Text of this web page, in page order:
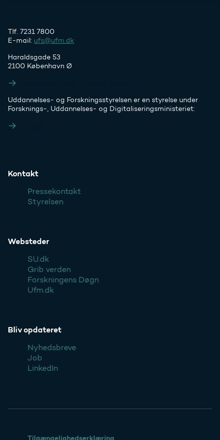
Tlf. 7231 7800
E-mail: ufs@ufm.dk
Haraldsgade 53
2100 København Ø
Uddannelses- og Forskningsstyrelsen er en styrelse under
Forsknings-, Uddannelses- og Digitaliseringsministeriet:
Kontakt
Pressekontakt
Styrelsen
Websteder
SU.dk
Grib verden
Forskningens Døgn
Ufm.dk
Bliv opdateret
Nyhedsbreve
Job
LinkedIn
Tilgængelighedserklæring